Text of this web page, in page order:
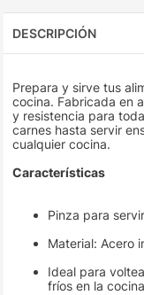
DESCRIPCIÓN
Prepara y sirve tus
cocina. Fabricada en
y resistencia para
carnes hasta servir
cualquier cocina.
Características
Pinza para
Material: Acero
Ideal para
fríos en la